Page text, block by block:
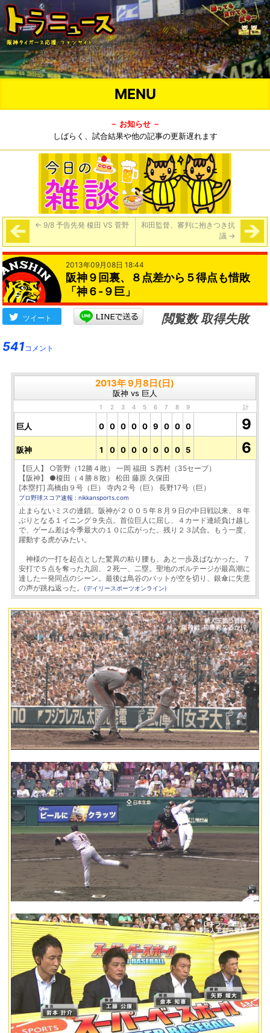
MENU
－ お知らせ －
しばらく、試合結果や他の記事の更新遅れます
← 9/8 予告先発 榎田 VS 菅野
和田監督、審判に抱きつき抗
議 →
2013年09月08日 18:44
阪神９回裏、８点差から５得点も惜敗
「神６-９巨」
ツイート
閲覧数 取得失敗
541コメント
2013年 9月8日(日)
阪神 vs 巨人
1 2 3 4 5 6 7 8 9 計
巨人 0 0 0 0 0 9 0 0 0 9
阪神 1 0 0 0 0 0 0 0 5 6
【巨人】 ○菅野（12勝４敗） 一岡 福田 Ｓ西村（35セーブ）
【阪神】 ●榎田（４勝８敗） 松田 藤原 久保田
[本塁打] 高橋由９号（巨） 寺内２号（巨） 長野17号（巨）
プロ野球スコア速報 : nikkansports.com
止まらないミスの連鎖。阪神が２００５年８月９日の中日戦以来、８年
ぶりとなる１イニング９失点。首位巨人に屈し、４カード連続負け越し
で、ゲーム差は今季最大の１０に広がった。残り２３試合。もう一度、
躍動する虎がみたい。
神様の一打を起点とした驚異の粘り腰も、あと一歩及ばなかった。７
安打で５点を奪った九回、２死一、二塁。聖地のボルテージが最高潮に
達した一発同点のシーン。最後は鳥谷のバットが空を切り、銀傘に失意
の声が跳ね返った。
(デイリースポーツオンライン)